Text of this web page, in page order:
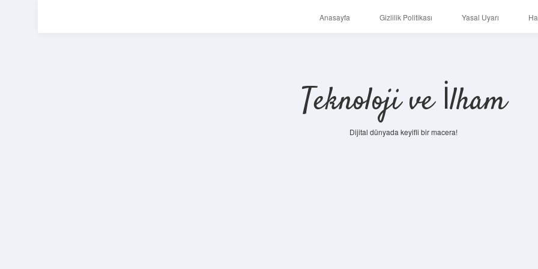
Anasayfa Gizlilik Politikası Yasal Uyarı
Teknoloji ve İlham
Dijital dünyada keyifli bir macera!